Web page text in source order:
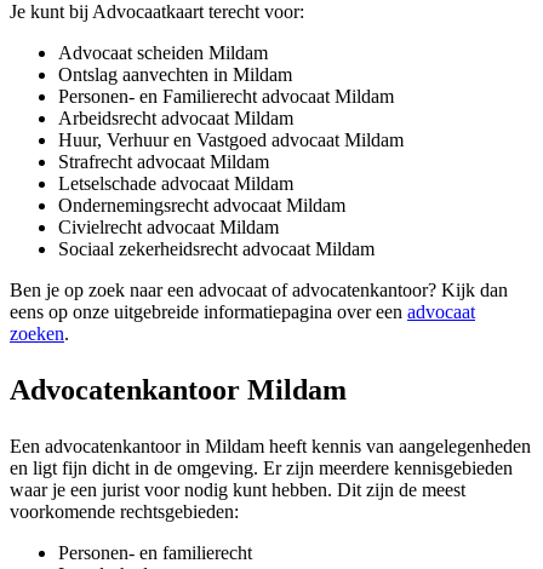
Je kunt bij Advocaatkaart terecht voor:
Advocaat scheiden Mildam
Ontslag aanvechten in Mildam
Personen- en Familierecht advocaat Mildam
Arbeidsrecht advocaat Mildam
Huur, Verhuur en Vastgoed advocaat Mildam
Strafrecht advocaat Mildam
Letselschade advocaat Mildam
Ondernemingsrecht advocaat Mildam
Civielrecht advocaat Mildam
Sociaal zekerheidsrecht advocaat Mildam
Ben je op zoek naar een advocaat of advocatenkantoor? Kijk dan
eens op onze uitgebreide informatiepagina over een advocaat
zoeken.
Advocatenkantoor Mildam
Een advocatenkantoor in Mildam heeft kennis van aangelegenheden
en ligt fijn dicht in de omgeving. Er zijn meerdere kennisgebieden
waar je een jurist voor nodig kunt hebben. Dit zijn de meest
voorkomende rechtsgebieden:
Personen- en familierecht